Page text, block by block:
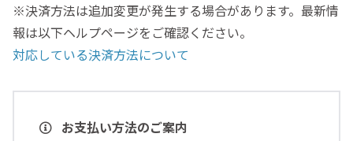
※決済方法は追加変更が発生する場合があります。最新情
報は以下ヘルプページをご確認ください。
対応している決済方法について
お支払い方法のご案内